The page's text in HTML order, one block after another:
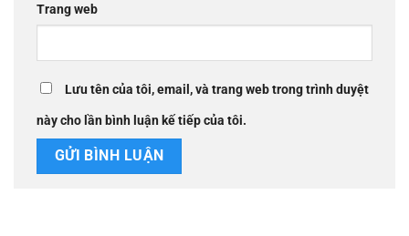
Trang web
Lưu tên của tôi, email, và trang web trong trình duyệt
này cho lần bình luận kế tiếp của tôi.